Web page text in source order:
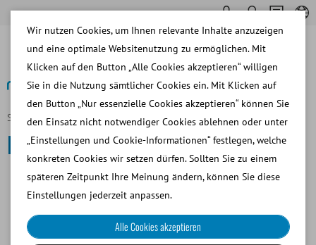
Startseite Pferd
Pferd
SAMENGEWINNUNG
SAMENANALYSE
Wir nutzen Cookies, um Ihnen relevante Inhalte anzuzeigen
und eine optimale Websitenutzung zu ermöglichen. Mit
Klicken auf den Button „Alle Cookies akzeptieren“ willigen
Sie in die Nutzung sämtlicher Cookies ein. Mit Klicken auf
den Button „Nur essenzielle Cookies akzeptieren“ können Sie
den Einsatz nicht notwendiger Cookies ablehnen oder unter
„Einstellungen und Cookie-Informationen“ festlegen, welche
konkreten Cookies wir setzen dürfen. Sollten Sie zu einem
späteren Zeitpunkt Ihre Meinung ändern, können Sie diese
Einstellungen jederzeit anpassen.
Alle Cookies akzeptieren